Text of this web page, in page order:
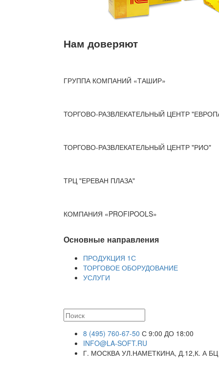
Нам доверяют
ГРУППА КОМПАНИЙ «ТАШИР»
ТОРГОВО-РАЗВЛЕКАТЕЛЬНЫЙ ЦЕНТР
ТОРГОВО-РАЗВЛЕКАТЕЛЬНЫЙ ЦЕНТР "РИО"
ТРЦ "ЕРЕВАН ПЛАЗА"
КОМПАНИЯ «PROFIPOOLS»
Основные направления
ПРОДУКЦИЯ 1С
ТОРГОВОЕ ОБОРУДОВАНИЕ
УСЛУГИ
8 (495) 760-67-50 С 9:00 ДО 18:00
INFO@LA-SOFT.RU
Г. МОСКВА УЛ.НАМЕТКИНА, Д.12,К. А